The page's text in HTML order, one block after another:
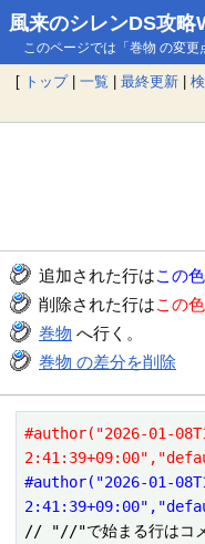
風来のシレンDS攻略
このページでは「巻物 の変更
[ トップ| 一覧 | 最終更新 |
追加された行はこの色
削除された行はこの色
巻物 へ行く。
巻物 の差分を削除
#author("2026-01-
#author("2026-01-
// "//"で始まる行はコメ